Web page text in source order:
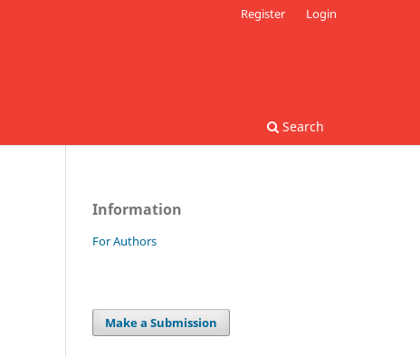
Search
Register Login
Information
For Authors
Make a Submission